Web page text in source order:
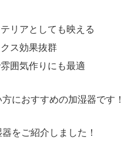
リアとしても映える
ス効果抜群
囲気作りにも最適
におすすめの加湿器です！
をご紹介しました！